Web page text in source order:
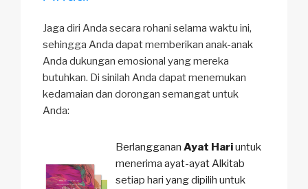
Jaga diri Anda secara rohani selama waktu ini,
sehingga Anda dapat memberikan anak-anak
Anda dukungan emosional yang mereka
butuhkan. Di sinilah Anda dapat menemukan
kedamaian dan dorongan semangat untuk
Anda:
Berlangganan Ayat Hariuntuk
menerima ayat-ayat Alkitab
setiap hari yang dipilih untuk